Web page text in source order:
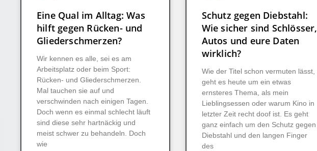
Eine Qual im Alltag: Was
hilft gegen Rücken- und
Gliederschmerzen?
Wir kennen es alle, sei es am
Arbeitsplatz oder beim Sport:
Rücken- und Gliederschmerzen.
Mal tauchen sie auf und
verschwinden nach einigen Tagen.
Doch wenn es einmal schlecht läuft
sind diese sehr hartnäckig und
meist schwer zu behandeln. Doch
wie
Schutz gegen Diebstahl:
Wie sicher sind Schlösser,
Autos und eure Daten
wirklich?
Wie der Titel schon vermuten lässt,
geht es heute um ein etwas
ernsteres Thema, als mein
Lieblingsessen oder warum Kino in
letzter Zeit recht doof ist. Es geht
ganz einfach um den Schutz gegen
Diebstahl und den langen Finger
des